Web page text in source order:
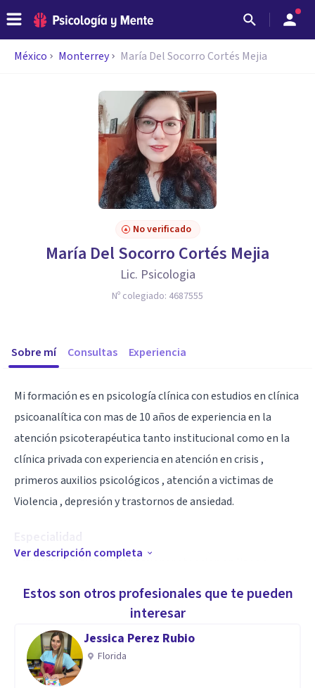
México Monterrey María Del Socorro Cortés Mejia
No verificado
María Del Socorro Cortés Mejia
Lic. Psicologia
Nº colegiado: 4687555
Sobre mí Consultas Experiencia
Mi formación es en psicología clínica con estudios en clínica
psicoanalítica con mas de 10 años de experiencia en la
atención psicoterapéutica tanto institucional como en la
clínica privada con experiencia en atención en crisis ,
primeros auxilios psicológicos , atención a victimas de
Violencia , depresión y trastornos de ansiedad.
Especialidad
Actualmente puedo proporcionar atencion en linea a
hispana , consulta presencial en Monterrey , NL unicamente
Ver descripción completa
Estos son otros profesionales que te pueden
interesar
Jessica Perez Rubio
Florida